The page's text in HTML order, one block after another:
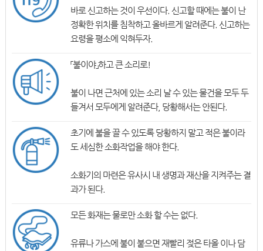
바로 신고하는 것이 우선이다. 신고할 때에는 불이 난
정확한 위치를 침착하고 올바르게 알려준다. 신고하는
요령을 평소에 익혀두자.
「불이야」하고 큰 소리로!
불이 나면 근처에 있는 소리 날 수 있는 물건을 모두 두
들겨서 모두에게 알려준다, 당황해서는 안된다.
초기에 불을 끌 수 있도록 당황하지 말고 적은 불이라
도 세심한 소화작업을 해야 한다.
소화기의 마련은 유사시 내 생명과 재산을 지켜주는 결
과가 된다.
모든 화재는 물로만 소화 할 수는 없다.
유류나 가스에 불이 붙으면 재빨리 젖은 타올 이나 담